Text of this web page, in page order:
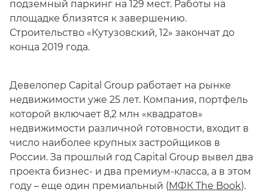
подземный паркинг на 129 мест. Работы на
площадке близятся к завершению.
Строительство «Кутузовский, 12» закончат до
конца 2019 года.
Девелопер Capital Group работает на рынке
недвижимости уже 25 лет. Компания, портфель
которой включает 8,2 млн «квадратов»
недвижимости различной готовности, входит в
число наиболее крупных застройщиков в
России. За прошлый год Capital Group вывел два
проекта бизнес- и два премиум-класса, а в этом
году – еще один премиальный (МФК The Book).